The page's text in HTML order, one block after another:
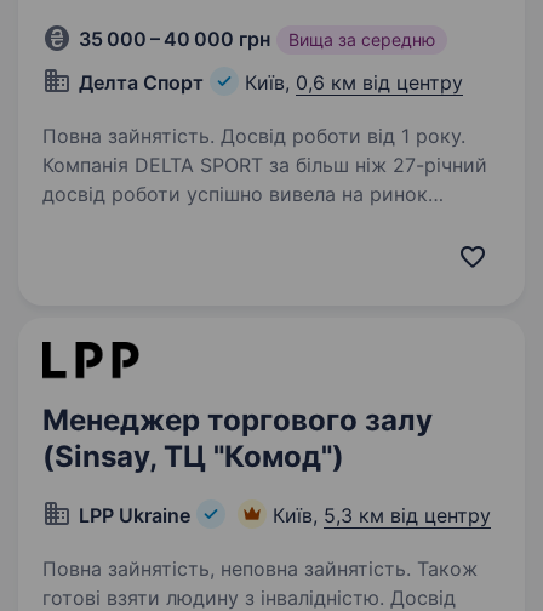
35 000 – 40 000 грн Вища за середню
Делта Спорт Київ, 0,6 км від центру
Повна зайнятість. Досвід роботи від 1 року.
Компанія DELTA SPORT за більш ніж 27-річний
досвід роботи успішно вивела на ринок
sport та fashion. Сьогодні в нашому портфелі
Менеджер торгового залу
(Sinsay, ТЦ "Комод")
LPP Ukraine Київ, 5,3 км від центру
Повна зайнятість, неповна зайнятість. Також
готові взяти людину з інвалідністю. Досвід